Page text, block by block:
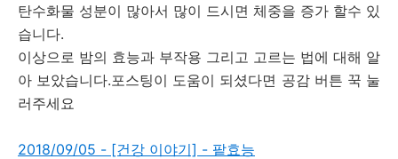
탄수화물 성분이 많아서 많이 드시면 체중을 증가 할수 있
습니다.
이상으로 밤의 효능과 부작용 그리고 고르는 법에 대해 알
아 보았습니다.포스팅이 도움이 되셨다면 공감 버튼 꾹 눌
러주세요
2018/09/05 - [건강 이야기] - 팥효능